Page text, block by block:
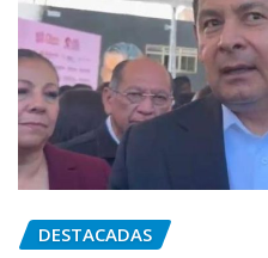
DESTACADAS